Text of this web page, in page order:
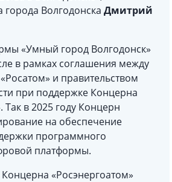
города Волгодонска Дмитрий
«Умный город Волгодонск»
в рамках соглашения между
и правительством
при поддержке Концерна
Так в 2025 году Концерн
на обеспечение
программного
платформы.
«Росэнергоатом»